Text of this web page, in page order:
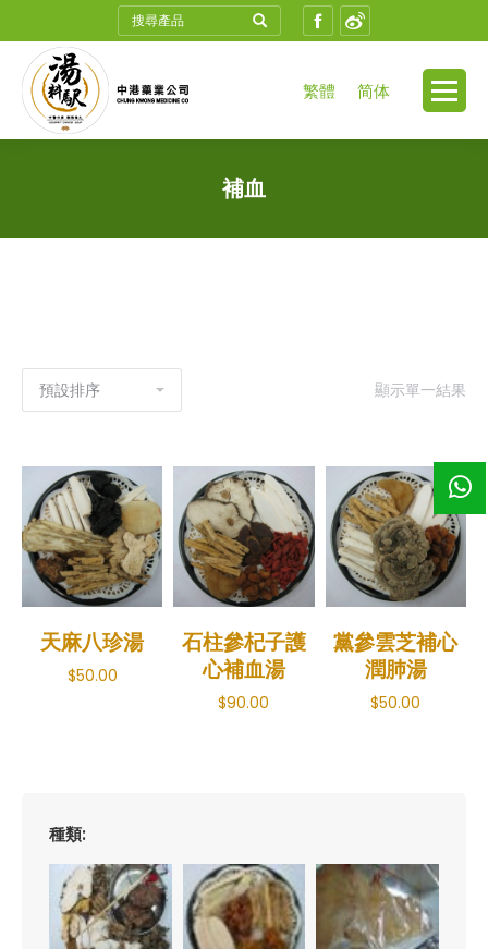
Search: Facebook
繁體 简体
補血
顯示單一結果
天麻八珍湯
$50.00
石柱參杞子護
心補血湯
$90.00
黨參雲芝補心
潤肺湯
$50.00
種類: